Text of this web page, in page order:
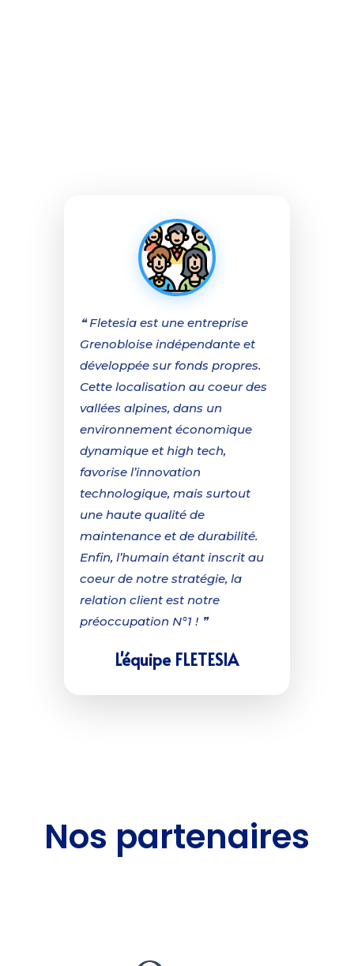
❝ Fletesia est une entreprise
Grenobloise indépendante et
développée sur fonds propres.
Cette localisation au coeur des
vallées alpines, dans un
environnement économique
dynamique et high tech,
favorise l’innovation
technologique, mais surtout
une haute qualité de
maintenance et de durabilité.
Enfin, l’humain étant inscrit au
coeur de notre stratégie, la
relation client est notre
préoccupation N°1 ! ❞
L'équipe FLETESIA
Nos partenaires